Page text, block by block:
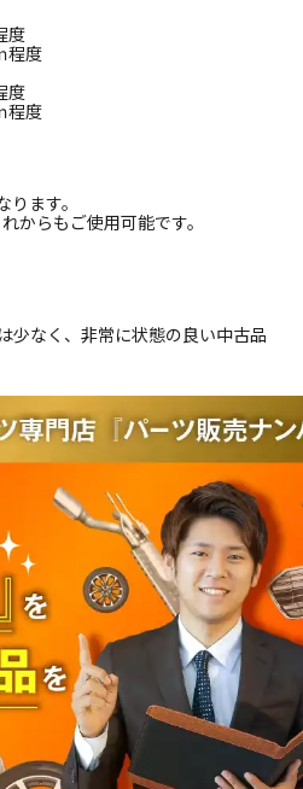
度
程度
度
程度
ます。
からもご使用可能です。
少なく、非常に状態の良い中古品